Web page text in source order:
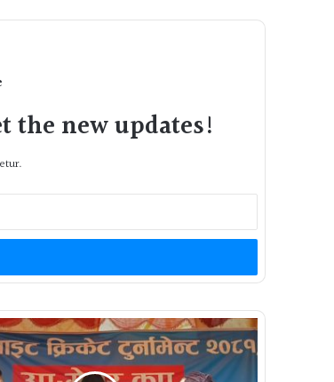
the new updates!